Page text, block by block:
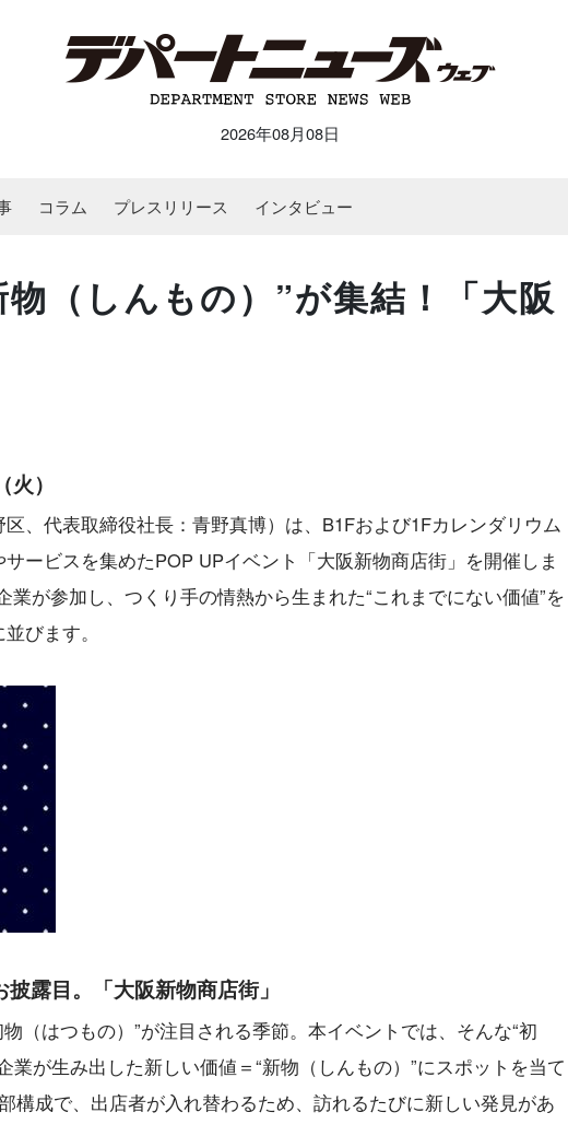
2026年08月08日
コラム プレスリリース インタビュー
（しんもの）”が集結！「大阪
）
、代表取締役社長：青野真博）は、B1Fおよび1Fカレンダリウム
ービスを集めたPOP UPイベント「大阪新物商店街」を開催しま
が参加し、つくり手の情熱から生まれた“これまでにない価値”を
びます。
露目。「大阪新物商店街」
（はつもの）”が注目される季節。本イベントでは、そんな“初
業が生み出した新しい価値＝“新物（しんもの）”にスポットを当て
構成で、出店者が入れ替わるため、訪れるたびに新しい発見があ